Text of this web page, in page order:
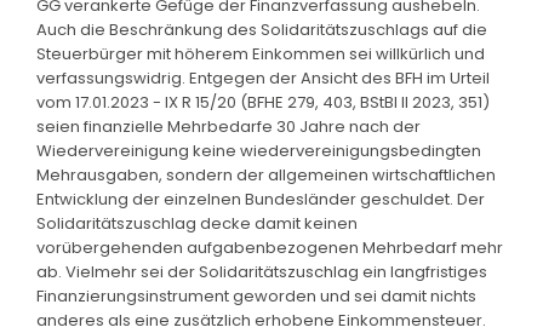
GG verankerte Gefüge der Finanzverfassung aushebeln.
Auch die Beschränkung des Solidaritätszuschlags auf die
Steuerbürger mit höherem Einkommen sei willkürlich und
verfassungswidrig. Entgegen der Ansicht des BFH im Urteil
vom 17.01.2023 - IX R 15/20 (BFHE 279, 403, BStBl II 2023, 351)
seien finanzielle Mehrbedarfe 30 Jahre nach der
Wiedervereinigung keine wiedervereinigungsbedingten
Mehrausgaben, sondern der allgemeinen wirtschaftlichen
Entwicklung der einzelnen Bundesländer geschuldet. Der
Solidaritätszuschlag decke damit keinen
vorübergehenden aufgabenbezogenen Mehrbedarf mehr
ab. Vielmehr sei der Solidaritätszuschlag ein langfristiges
Finanzierungsinstrument geworden und sei damit nichts
anderes als eine zusätzlich erhobene Einkommensteuer.